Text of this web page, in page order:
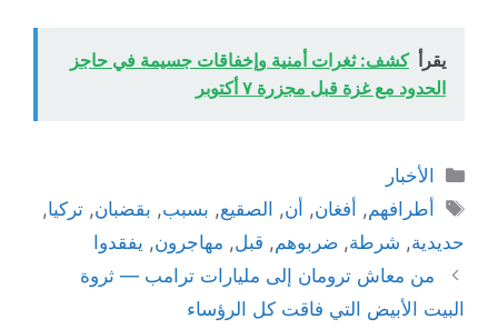
يقرأ كشف: ثغرات أمنية وإخفاقات جسيمة في حاجز
الحدود مع غزة قبل مجزرة ٧ أكتوبر
التصنيفات
الأخبار
الوسوم
أطرافهم, أفغان, أن, الصقيع, بسبب, بقضبان,تركيا,
حديدية, شرطة, ضربوهم, قبل, مهاجرون, يفقدوا
من معاش ترومان إلى مليارات ترامب — ثروة
البيت الأبيض التي فاقت كل الرؤساء